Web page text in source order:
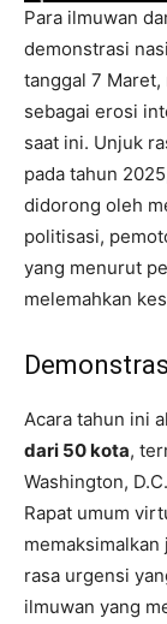
Para ilmuwan
demonstrasi
tanggal 7 Maret,
sebagai erosi
saat ini. Unjuk
pada tahun
didorong oleh
politisasi,
yang menurut
melemahkan
Acara tahun ini
dari 50 kota,
Washington,
Rapat umum
rasa urgensi
ilmuwan yang